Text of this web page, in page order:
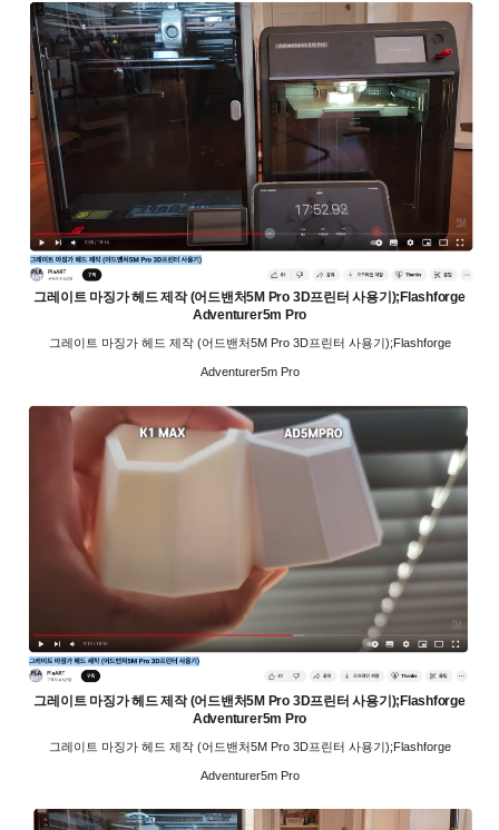
그레이트 마징가 헤드 제작 (어드밴처5M Pro 3D프린터 사용기);Flashforge
Adventurer5m Pro
그레이트 마징가 헤드 제작 (어드밴처5M Pro 3D프린터 사용기);Flashforge
Adventurer5m Pro
그레이트 마징가 헤드 제작 (어드밴처5M Pro 3D프린터 사용기);Flashforge
Adventurer5m Pro
그레이트 마징가 헤드 제작 (어드밴처5M Pro 3D프린터 사용기);Flashforge
Adventurer5m Pro